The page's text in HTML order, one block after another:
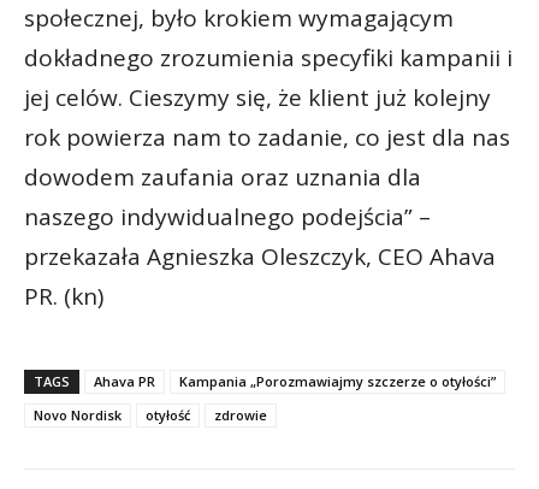
społecznej, było krokiem wymagającym
dokładnego zrozumienia specyfiki kampanii i
jej celów. Cieszymy się, że klient już kolejny
rok powierza nam to zadanie, co jest dla nas
dowodem zaufania oraz uznania dla
naszego indywidualnego podejścia” –
przekazała Agnieszka Oleszczyk, CEO Ahava
PR. (kn)
TAGS Ahava PR
Kampania „Porozmawiajmy szczerze o otyłości”
Novo Nordisk
otyłość zdrowie